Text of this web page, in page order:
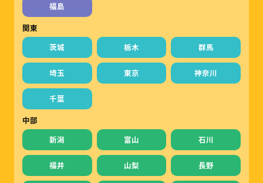
福島
関東
茨城
栃木 群馬
埼玉 東京 神奈川
千葉
中部
新潟
富山 石川
福井 山梨 長野